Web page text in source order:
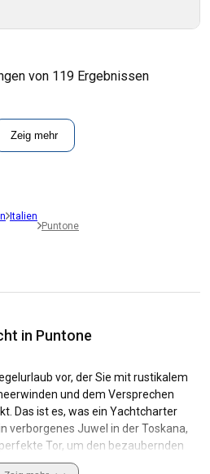
von 119 Ergebnissen
Zeig mehr
Italien
Puntone
in Puntone
vor, der Sie mit rustikalem
und dem Versprechen
Das ist es, was ein Yachtcharter
verborgenes Juwel in der Toskana,
Tor, um den bezaubernden
erkunden. Mit seinen ruhigen